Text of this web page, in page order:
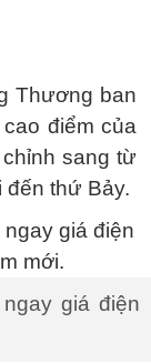
Thương ban
điểm của
sang từ
đến thứ Bảy.
giá điện